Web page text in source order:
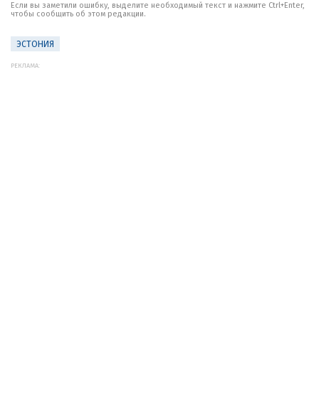
Если вы заметили ошибку, выделите необходимый текст и нажмите Ctrl+Enter,
чтобы сообщить об этом редакции.
ЭСТОНИЯ
РЕКЛАМА: